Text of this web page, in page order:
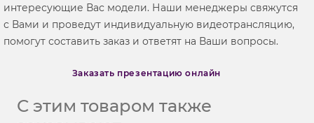
интересующие Вас модели. Наши менеджеры свяжутся
с Вами и проведут индивидуальную видеотрансляцию,
помогут составить заказ и ответят на Ваши вопросы.
Заказать презентацию онлайн
С этим товаром также